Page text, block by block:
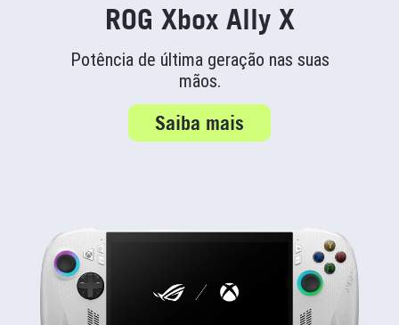
ROG Xbox Ally X
Potência de última geração nas suas
mãos.
Saiba mais